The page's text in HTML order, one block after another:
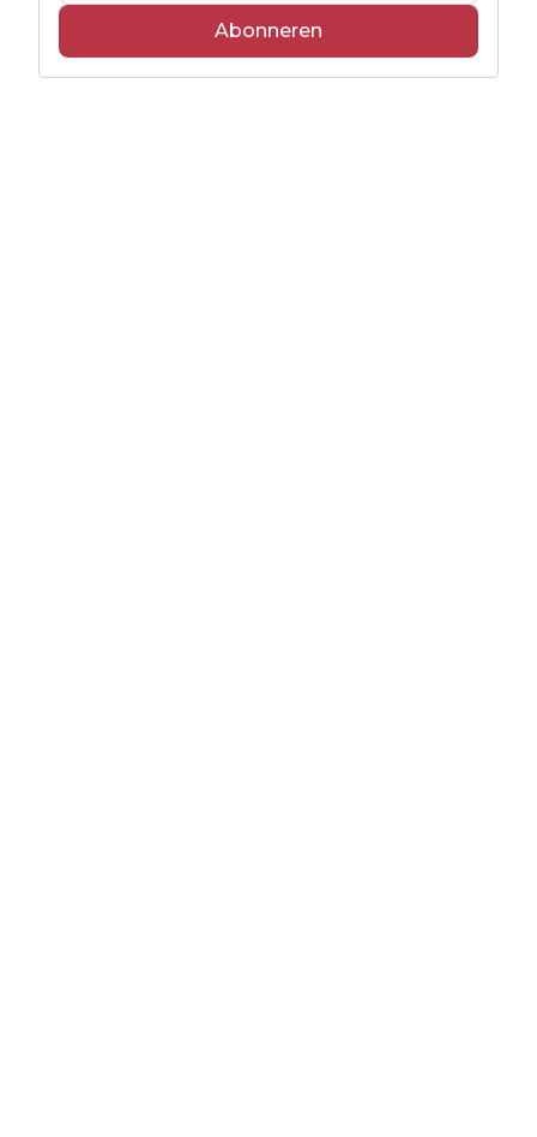
Abonneren